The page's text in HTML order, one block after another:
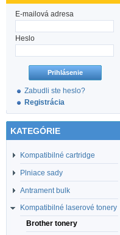
E-mailová adresa
Heslo
Zabudli ste heslo?
Registrácia
KATEGÓRIE
Kompatibilné cartridge
Plniace sady
Antrament bulk
Kompatibilné laserové tonery
Brother tonery